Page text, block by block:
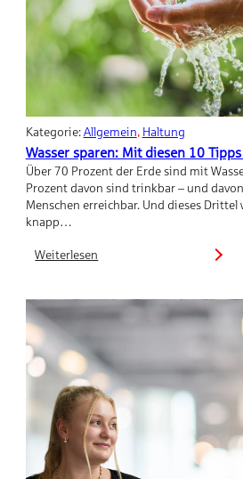
Kategorie:Allgemein, Haltung
Wasser sparen: Mit diesen 10
Über 70 Prozent der Erde sind mit
Prozent davon sind trinkbar – und
Menschen erreichbar. Und dieses
knapp…
Weiterlesen
:
Mit
diesen
10
Tipps
klappts